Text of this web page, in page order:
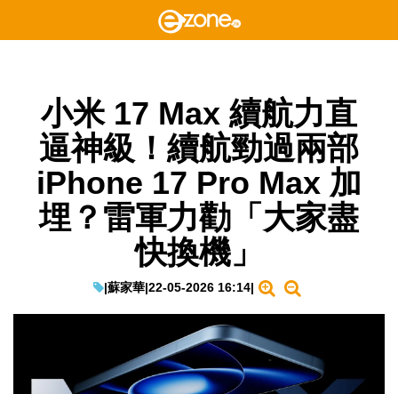
小米 17 Max 續航力直
逼神級！續航勁過兩部
iPhone 17 Pro Max 加
埋？雷軍力勸「大家盡
快換機」
|蘇家華|22-05-2026 16:14|